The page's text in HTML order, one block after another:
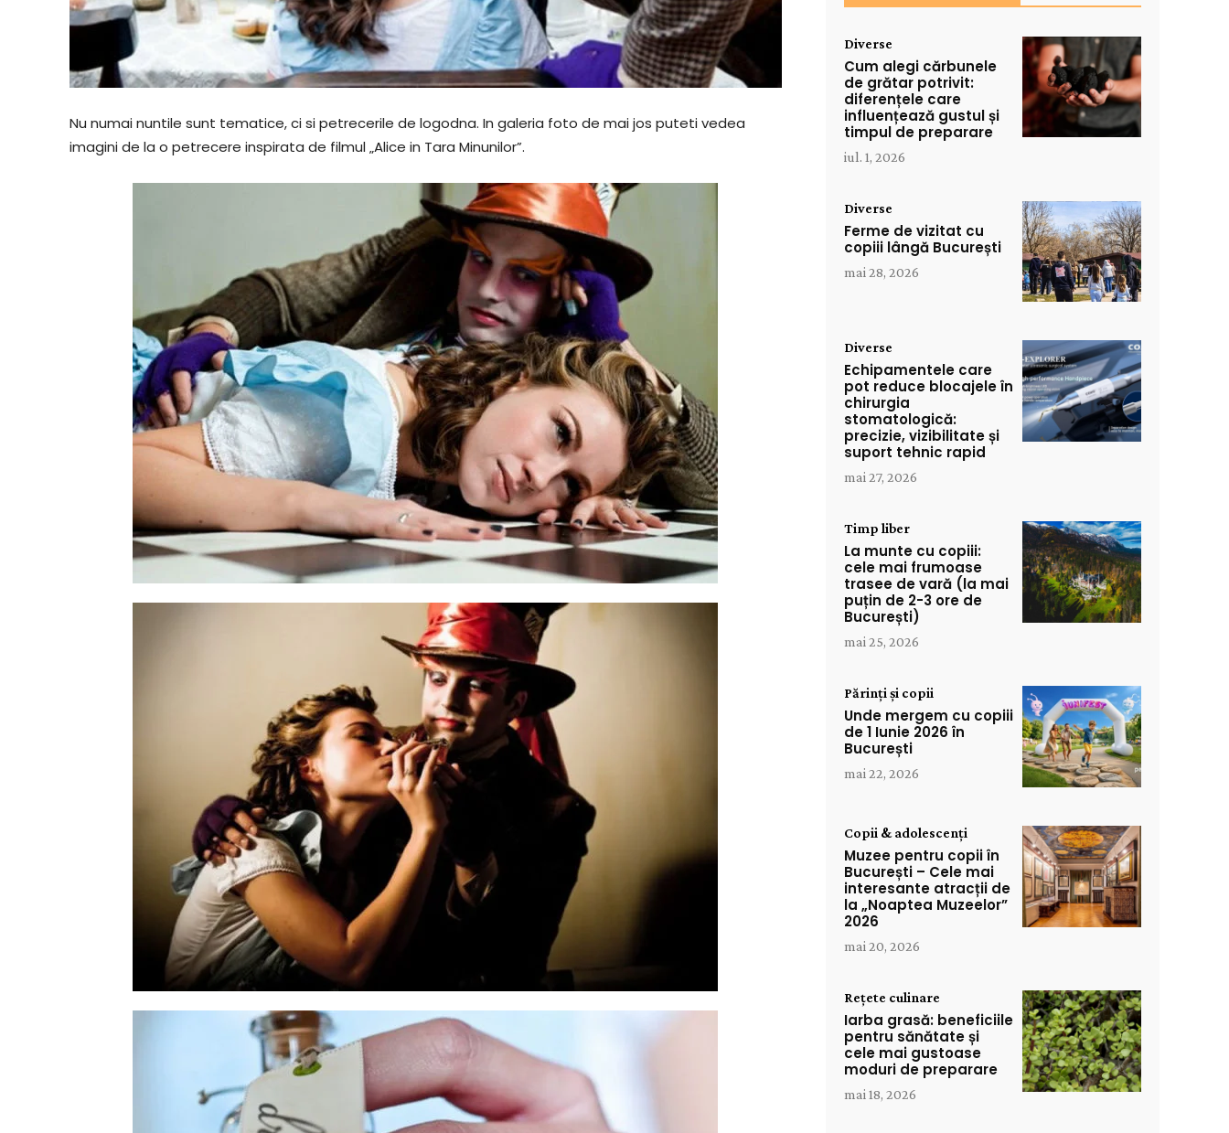
Nu numai nuntile sunt tematice, ci si petrecerile de logodna. In galeria foto de mai jos puteti vedea
imagini de la o petrecere inspirata de filmul „Alice in Tara Minunilor”.
Diverse
Cum alegi cărbunele
de grătar potrivit:
diferențele care
influențează gustul și
timpul de preparare
iul. 1, 2026
Diverse
Ferme de vizitat cu
copiii lângă București
mai 28, 2026
Diverse
Echipamentele care
pot reduce blocajele în
chirurgia
stomatologică:
precizie, vizibilitate și
suport tehnic rapid
mai 27, 2026
Timp liber
La munte cu copiii:
cele mai frumoase
trasee de vară (la mai
puțin de 2-3 ore de
București)
mai 25, 2026
Părinți și copii
Unde mergem cu copiii
de 1 Iunie 2026 în
București
mai 22, 2026
Copii & adolescenți
Muzee pentru copii în
București – Cele mai
interesante atracții de
la „Noaptea Muzeelor”
2026
mai 20, 2026
Rețete culinare
Iarba grasă: beneficiile
pentru sănătate și
cele mai gustoase
moduri de preparare
mai 18, 2026